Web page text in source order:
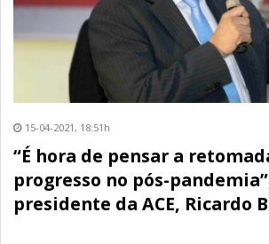
15-04-2021, 18:51h
“É hora de pensar a
progresso no pós-
presidente da ACE, Ricardo